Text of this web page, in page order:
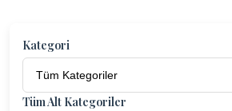
Kategori
Tüm Alt Kategoriler